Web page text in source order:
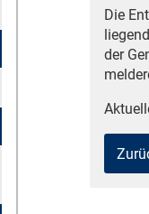
Holstein
Die
der